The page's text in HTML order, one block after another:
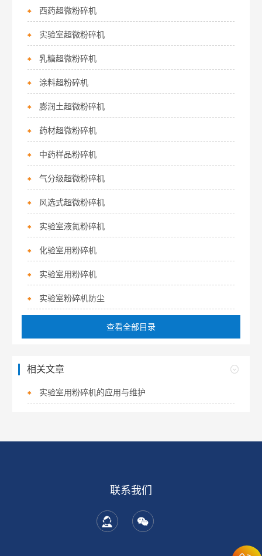
西药超微粉碎机
实验室超微粉碎机
乳糖超微粉碎机
涂料超粉碎机
膨润土超微粉碎机
药材超微粉碎机
中药样品粉碎机
气分级超微粉碎机
风选式超微粉碎机
实验室液氮粉碎机
化验室用粉碎机
实验室用粉碎机
实验室粉碎机防尘
查看全部目录
相关文章
实验室用粉碎机的应用与维护
联系我们